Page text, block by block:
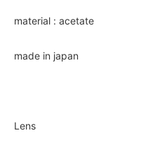
material : acetate
made in japan
Lens